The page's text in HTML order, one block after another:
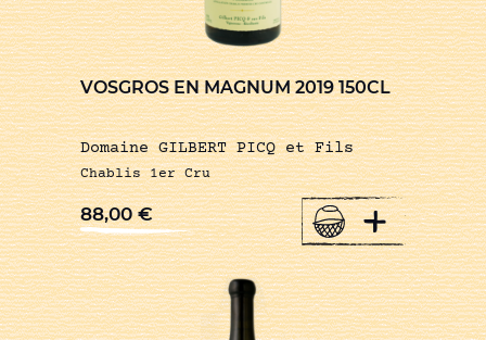
VOSGROS EN MAGNUM 2019 150CL
Domaine GILBERT PICQ et Fils
Chablis 1er Cru
88,00€ +